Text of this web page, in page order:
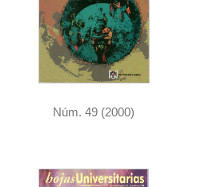
Núm. 49 (2000)